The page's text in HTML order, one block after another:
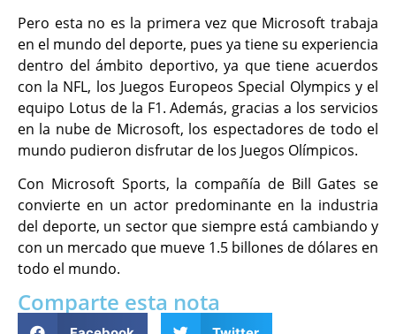
Pero esta no es la primera vez que Microsoft trabaja
en el mundo del deporte, pues ya tiene su experiencia
dentro del ámbito deportivo, ya que tiene acuerdos
con la NFL, los Juegos Europeos Special Olympics y el
equipo Lotus de la F1. Además, gracias a los servicios
en la nube de Microsoft, los espectadores de todo el
mundo pudieron disfrutar de los Juegos Olímpicos.
Con Microsoft Sports, la compañía de Bill Gates se
convierte en un actor predominante en la industria
del deporte, un sector que siempre está cambiando y
con un mercado que mueve 1.5 billones de dólares en
todo el mundo.
Comparte esta nota